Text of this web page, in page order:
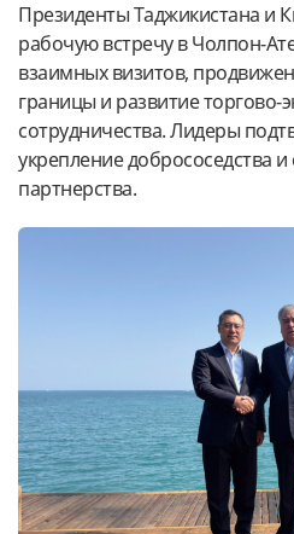
Президенты Таджикистана и
рабочую встречу в Чолпон-
взаимных визитов,
границы и развитие торгово-
сотрудничества. Лидеры
укрепление добрососедства и
партнерства.